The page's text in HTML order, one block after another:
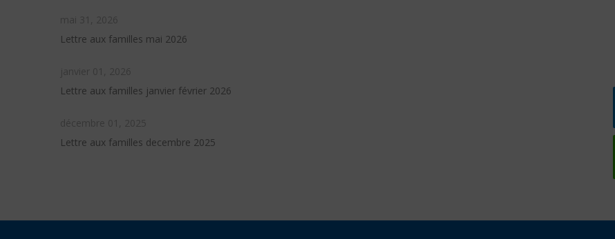
Lettre aux familles mai 2026
Lettre aux familles janvier février 2026
Lettre aux familles decembre 2025